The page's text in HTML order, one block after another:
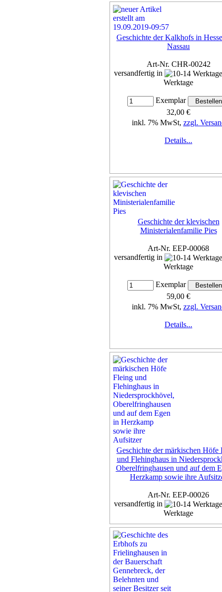
Geschichte der Kalkhofs in
Nassau
Art-Nr. CHR-00242
versandfertig in
Werktage
Exemplar
32,00 €
inkl. 7% MwSt, zzgl.
Details...
Geschichte der klevischen
Ministerialenfamilie Pies
Art-Nr. EEP-00068
versandfertig in
Werktage
Exemplar
59,00 €
inkl. 7% MwSt, zzgl.
Details...
Geschichte der märkischen Höfe
und Flehinghaus in
Oberelfringhausen und auf dem
Herzkamp sowie ihre
Art-Nr. EEP-00026
versandfertig in
Werktage
Exemplar
inkl. 7% MwSt,
Details...